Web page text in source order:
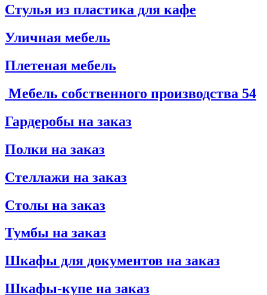
Стулья из пластика для кафе
Уличная мебель
Плетеная мебель
Мебель собственного производства 54
Гардеробы на заказ
Полки на заказ
Стеллажи на заказ
Столы на заказ
Тумбы на заказ
Шкафы для документов на заказ
Шкафы-купе на заказ